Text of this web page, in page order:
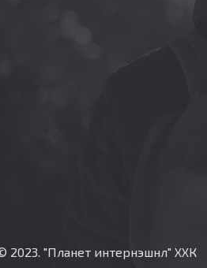
2023. "Планет интернэшнл" ХХК